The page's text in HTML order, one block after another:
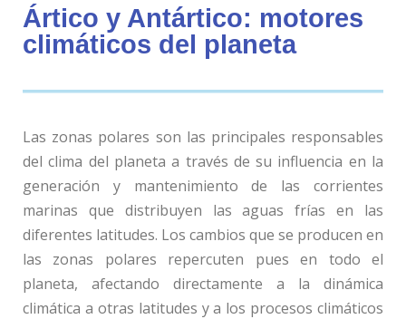
Ártico y Antártico: motores
climáticos del planeta
Las zonas polares son las principales responsables
del clima del planeta a través de su influencia en la
generación y mantenimiento de las corrientes
marinas que distribuyen las aguas frías en las
diferentes latitudes. Los cambios que se producen en
las zonas polares repercuten pues en todo el
planeta, afectando directamente a la dinámica
climática a otras latitudes y a los procesos climáticos